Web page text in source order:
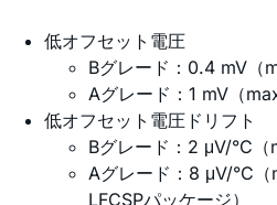
低オフセット電圧
Bグレード：0.4 mV（
Aグレード：1 mV（max
低オフセット電圧ドリフト
Bグレード：2 μV/°C（
Aグレード：8 μV/°C（
LFCSPパッケージ）